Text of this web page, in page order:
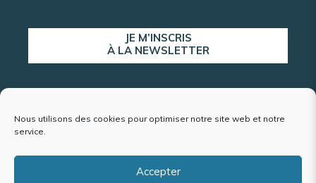
Nous utilisons des cookies pour optimiser notre site web et notre
service.
Accepter
JE M’INSCRIS
À LA NEWSLETTER
ALERTE POPULATION